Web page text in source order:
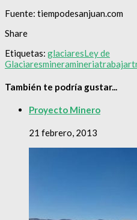
Fuente: tiempodesanjuan.com
Share
Etiquetas: glaciaresLey de
Glaciaresmineramineriatrabajar
También te podría gustar...
Proyecto Minero
21 febrero, 2013